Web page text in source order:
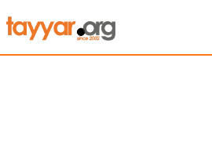
Sun, Aug 9th 29°C